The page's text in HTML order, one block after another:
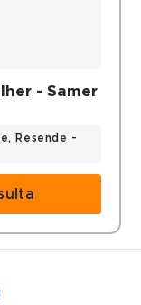
- Samer
Resende -